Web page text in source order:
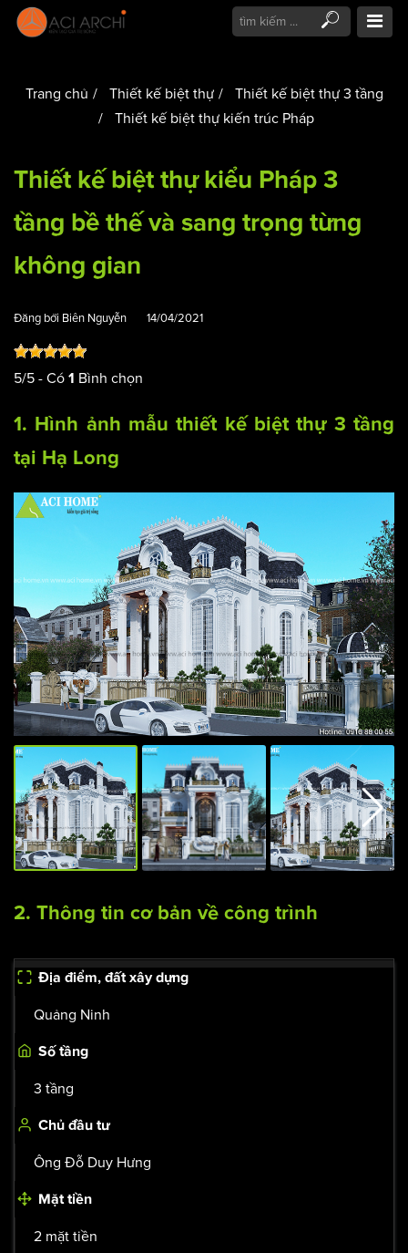
Trang chủ Thiết kế biệt thự
Thiết kế biệt thự 3 tầng
Thiết kế biệt thự kiến trúc Pháp
Thiết kế biệt thự kiểu Pháp 3
tầng bề thế và sang trọng từng
không gian
Đăng bởi Biên Nguyễn 14/04/2021
5/5 - Có 1 Bình chọn
1. Hình ảnh mẫu thiết kế biệt thự3 tầng
tại Hạ Long
2. Thông tin cơ bản về công trình
Địa điểm, đất xây dựng
Quảng Ninh
Số tầng
3 tầng
Chủ đầu tư
Ông Đỗ Duy Hưng
Mặt tiền